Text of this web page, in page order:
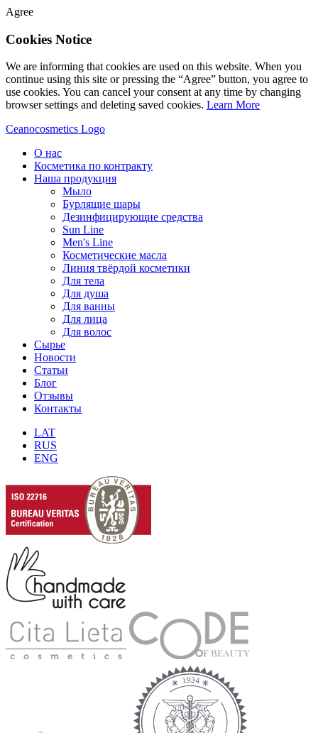
Agree
Cookies Notice
We are informing that cookies are used on this website. When you
continue using this site or pressing the “Agree” button, you agree to
use cookies. You can cancel your consent at any time by changing
browser settings and deleting saved cookies. Learn More
Ceanocosmetics Logo
О нас
Косметика по контракту
Наша продукция
Мыло
Бурлящие шары
Дезинфицирующие средства
Sun Line
Men's Line
Косметические масла
Линия твёрдой косметики
Для тела
Для душа
Для ванны
Для лица
Для волос
Сырье
Новости
Статьи
Блог
Отзывы
Контакты
LAT
RUS
ENG